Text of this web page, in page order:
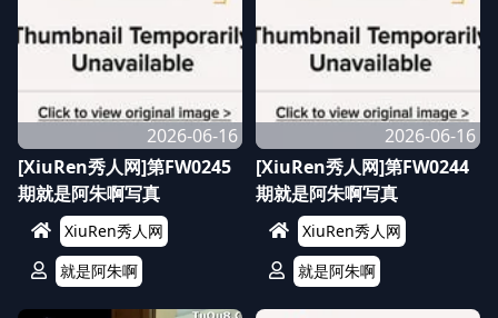
2026-06-16
[XiuRen秀人网]第FW0245
期就是阿朱啊写真
XiuRen秀人网
就是阿朱啊
2026-06-16
[XiuRen秀人网]第FW0244
期就是阿朱啊写真
XiuRen秀人网
就是阿朱啊